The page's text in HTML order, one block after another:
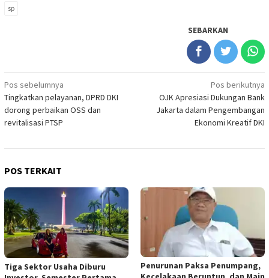
sp
SEBARKAN
Navigasi
pos
Pos sebelumnya
Tingkatkan pelayanan, DPRD DKI
dorong perbaikan OSS dan
revitalisasi PTSP
Pos berikutnya
OJK Apresiasi Dukungan Bank
Jakarta dalam Pengembangan
Ekonomi Kreatif DKI
POS TERKAIT
Tiga Sektor Usaha Diburu
Penurunan Paksa Penumpang,